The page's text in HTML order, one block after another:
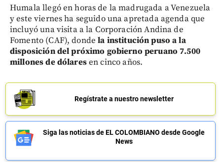
Humala llegó en horas de la madrugada a Venezuela
y este viernes ha seguido una apretada agenda que
incluyó una visita a la Corporación Andina de
Fomento (CAF), dondela institución puso a la
disposición del próximo gobierno peruano 7.500
millones de dólaresen cinco años.
Regístrate a nuestro newsletter
Siga las noticias de EL COLOMBIANO desde Google
News